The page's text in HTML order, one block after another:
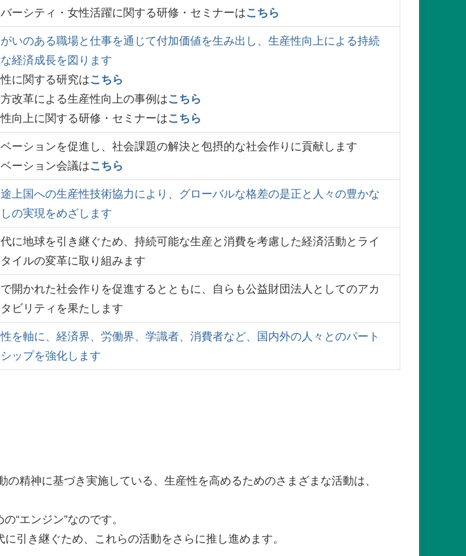
ーシティ・女性活躍に関する研修・セミナーはこちら
いのある職場と仕事を通じて付加価値を生み出し、生産性向上による持続
経済成長を図ります
に関する研究はこちら
改革による生産性向上の事例はこちら
向上に関する研修・セミナーはこちら
ーションを促進し、社会課題の解決と包摂的な社会作りに貢献します
ーション会議はこちら
上国への生産性技術協力により、グローバルな格差の是正と人々の豊かな
の実現をめざします
に地球を引き継ぐため、持続可能な生産と消費を考慮した経済活動とライ
イルの変革に取り組みます
開かれた社会作りを促進するとともに、自らも公益財団法人としてのアカ
ビリティを果たします
を軸に、経済界、労働界、学識者、消費者など、国内外の人々とのパート
ップを強化します
精神に基づき実施している、生産性を高めるためのさまざまな活動は、
“エンジン”なのです。
引き継ぐため、これらの活動をさらに推し進めます。